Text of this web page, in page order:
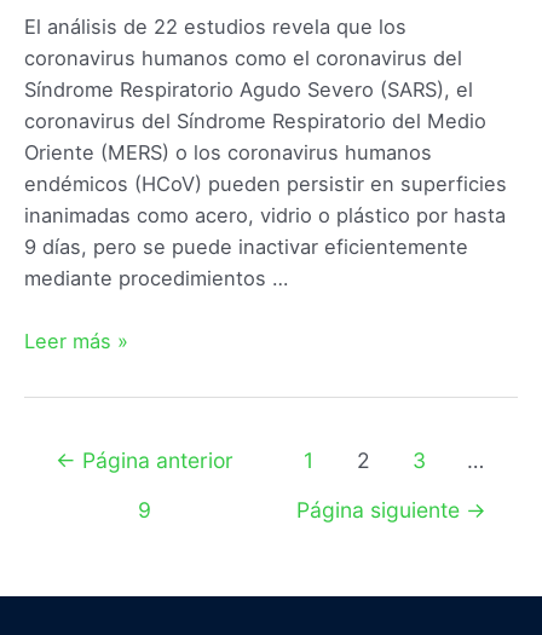
El análisis de 22 estudios revela que los
coronavirus humanos como el coronavirus del
Síndrome Respiratorio Agudo Severo (SARS), el
coronavirus del Síndrome Respiratorio del Medio
Oriente (MERS) o los coronavirus humanos
endémicos (HCoV) pueden persistir en superficies
inanimadas como acero, vidrio o plástico por hasta
9 días, pero se puede inactivar eficientemente
mediante procedimientos …
Leer más »
← Página anterior 1 2 3
…
9
Página siguiente →